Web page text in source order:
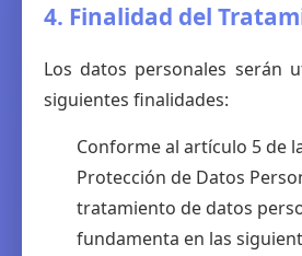
4. Finalidad del
Los datos personales serán
siguientes finalidades:
Conforme al artículo 5 de
Protección de Datos
tratamiento de datos
fundamenta en las